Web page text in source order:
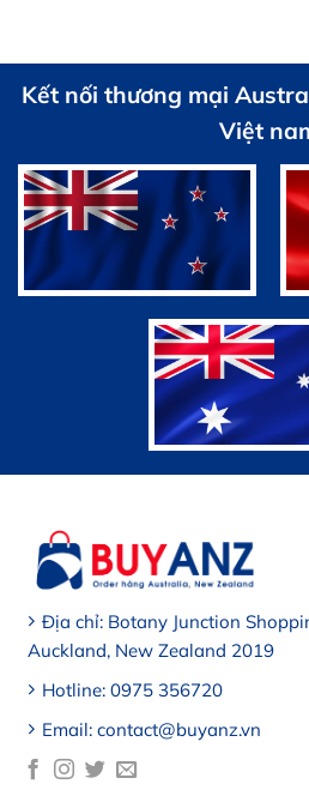
Kết nối thương mại
Việt
Địa chỉ: Botany Junction
Auckland, New Zealand 2019
Hotline: 0975 356720
Email: contact@buyanz.vn